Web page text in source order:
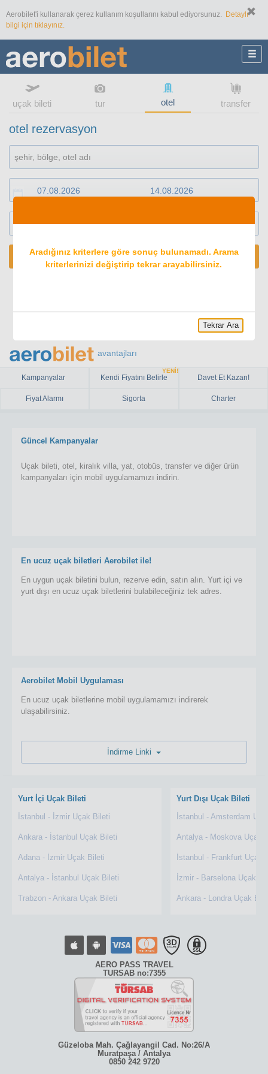
Aerobilet'i kullanarak çerez kullanım koşullarını kabul ediyorsunuz.
Detaylı
bilgi için tıklayınız.
uçak bileti tur otel transfer
otel rezervasyon
1 oda 2 konuk
ARA
avantajları
Kampanyalar Kendi Fiyatını Belirle
YENİ!
Davet Et Kazan!
Fiyat Alarmı Sigorta Charter
Güncel Kampanyalar
Uçak bileti, otel, kiralık villa, yat, otobüs, transfer ve diğer ürün
kampanyaları için mobil uygulamamızı indirin.
En ucuz uçak biletleri Aerobilet ile!
En uygun uçak biletini bulun, rezerve edin, satın alın. Yurt içi ve
yurt dışı en ucuz uçak biletlerini bulabileceğiniz tek adres.
Aerobilet Mobil Uygulaması
En ucuz uçak biletlerine mobil uygulamamızı indirerek
ulaşabilirsiniz.
Yurt İçi Uçak Bileti
İstanbul - İzmir Uçak Bileti
Ankara - İstanbul Uçak Bileti
Adana - İzmir Uçak Bileti
Antalya - İstanbul Uçak Bileti
Trabzon - Ankara Uçak Bileti
Yurt Dışı Uçak Bileti
İstanbul - Amsterdam
Antalya - Moskova Uçak
İstanbul - Frankfurt Uçak
İzmir - Barselona Uçak
Ankara - Londra Uçak
AERO PASS TRAVEL
TURSAB no:7355
Güzeloba Mah. Çağlayangil Cad. No:26/A
Muratpaşa / Antalya
0850 242 9720
Aradığınız kriterlere göre sonuç bulunamadı. Arama
kriterlerinizi değiştirip tekrar arayabilirsiniz.
Tekrar Ara